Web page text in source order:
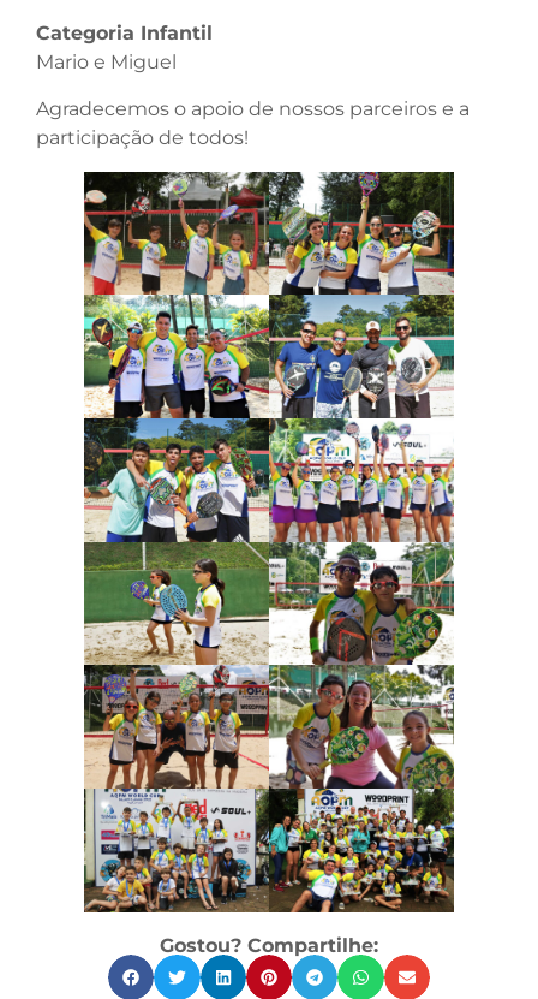
Categoria Infantil
Mario e Miguel
Agradecemos o apoio de nossos parceiros e a
participação de todos!
Gostou? Compartilhe: